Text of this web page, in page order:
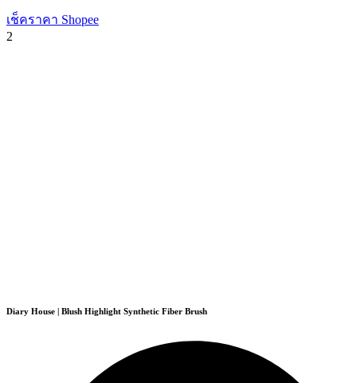
เช็คราคา Shopee
2
Diary House | Blush Highlight Synthetic Fiber Brush